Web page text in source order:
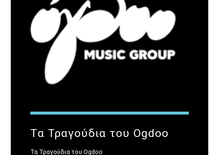
Τα Τραγούδια του Ogdoo
Τα Τραγούδια του Ogdoo